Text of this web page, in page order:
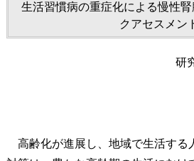
生活習慣病の重症化による慢性
クアセスメン
研
高齢化が進展し、地域で生活する